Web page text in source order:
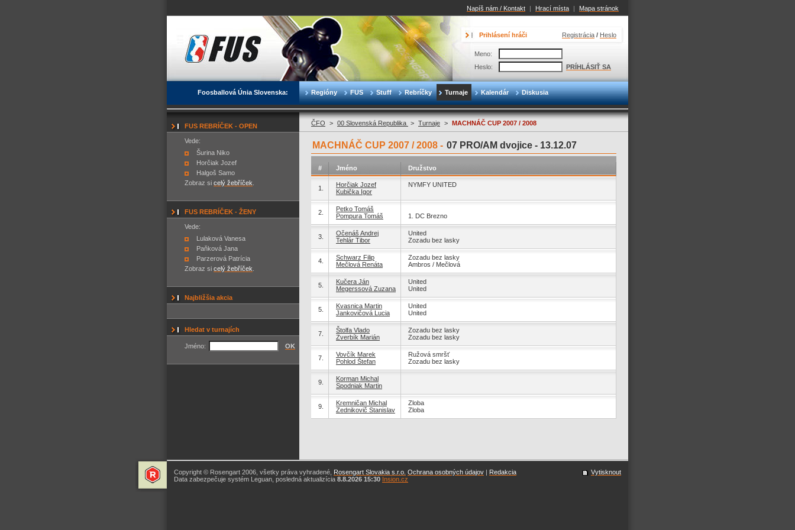
Napíš nám / Kontakt | Hrací místa | Mapa stránok
Foosballová Únia Slovenska: Regióny FUS Stuff Rebríčky Turnaje Kalendár Diskusia
Prihlásení hráči Registrácia / Heslo
Meno:
Heslo:
PRÍHLÁSIŤ SA
FUS REBRÍČEK - OPEN
Vede:
Šurina Niko
Horčiak Jozef
Halgoš Samo
Zobraz si celý žebříček
FUS REBRÍČEK - ŽENY
Vede:
Lulaková Vanesa
Paňková Jana
Parzerová Patrícia
Zobraz si celý žebříček
Najbližšia akcia
Hledat v turnajích
Jméno: OK
ČFO > 00 Slovenská Republika > Turnaje > MACHNÁČ CUP 2007 / 2008
MACHNÁČ CUP 2007 / 2008 - 07 PRO/AM dvojice - 13.12.07
# Jméno Družstvo
1.
Horčiak Jozef
Kubička Igor
NYMFY UNITED
2.
Petko Tomáš
Pompura Tomáš
1. DC Brezno
3.
Očenáš Andrej
Tehlár Tibor
United
Zozadu bez lasky
4.
Schwarz Filip
Mečlová Renáta
Zozadu bez lasky
Ambros / Mečlová
5.
Kučera Ján
Megerssová Zuzana
United
United
5.
Kvasnica Martin
Jankovičová Lucia
United
United
7.
Štolfa Vlado
Zverbík Marián
Zozadu bez lasky
Zozadu bez lasky
7.
Vovčík Marek
Pohlod Štefan
Ružová smršť
Zozadu bez lasky
9.
Korman Michal
Spodniak Martin
9.
Kremničan Michal
Zednikovič Stanislav
Zloba
Zloba
Vytisknout
Copyright © Rosengart 2006, všetky práva vyhradené, Rosengart Slovakia s.r.o. Ochrana osobných údajov | Redakcia
Data zabezpečuje systém Leguan, posledná aktualizícia 8.8.2026 15:30 Insion.cz